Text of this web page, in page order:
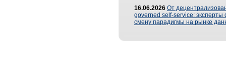
16.06.2026 От
governed self-service: эксперты
смену парадигмы на рынке